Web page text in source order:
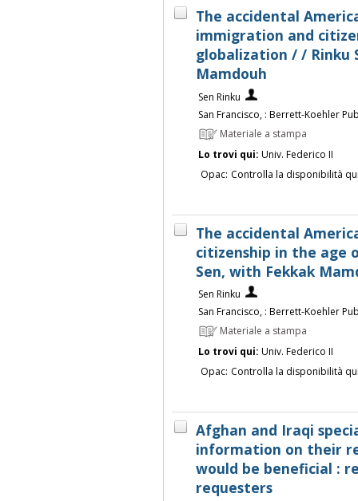
The accidental
immigration and
globalization / / Rinku
Mamdouh
Sen Rinku
San Francisco, : Berrett-Koehler
Materiale a stampa
Lo trovi qui: Univ. Federico II
Opac: Controlla la disponibilità
The accidental
citizenship in the age
Sen, with Fekkak
Sen Rinku
San Francisco, : Berrett-Koehler
Materiale a stampa
Lo trovi qui: Univ. Federico II
Opac: Controlla la disponibilità
Afghan and Iraqi
information on their
would be beneficial :
requesters